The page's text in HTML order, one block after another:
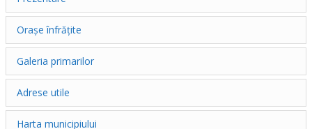
Orașe înfrățite
Galeria primarilor
Adrese utile
Harta municipiului